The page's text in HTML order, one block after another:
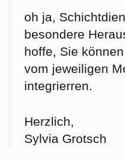
oh ja,
besondere
hoffe, Sie
vom jeweiligen
integrierren.
Herzlich,
Sylvia Grotsch